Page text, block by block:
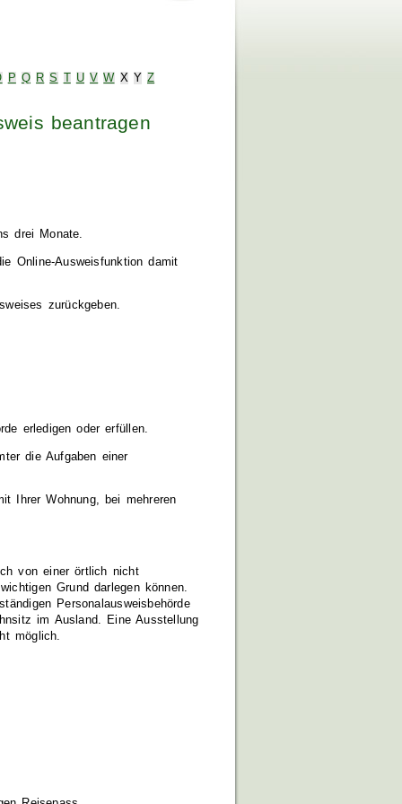
P Q R S U V W X Y Z
beantragen
drei Monate.
Online-Ausweisfunktion damit
zurückgeben.
erledigen oder erfüllen.
die Aufgaben einer
Ihrer Wohnung, bei mehreren
von einer örtlich nicht
Grund darlegen können.
Personalausweisbehörde
im Ausland. Eine Ausstellung
möglich.